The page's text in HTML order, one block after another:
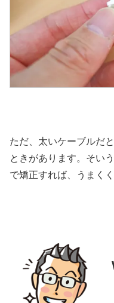
ただ、太いケーブルだ
ときがあります。そい
で矯正すれば、うまく